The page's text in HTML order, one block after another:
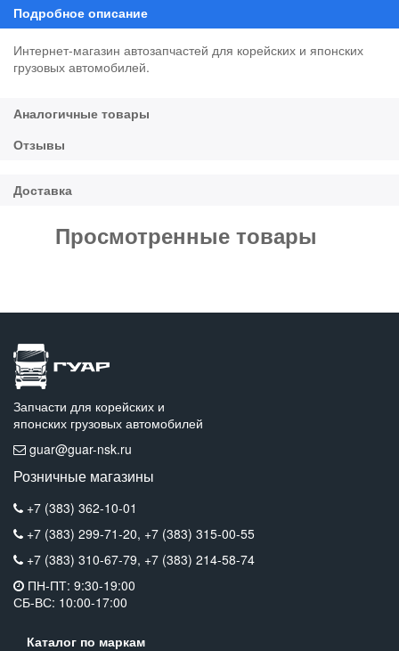
Интернет-магазин автозапчастей для корейских и японских
грузовых автомобилей.
Просмотренные товары
Запчасти для корейских и
японских грузовых автомобилей
guar@guar-nsk.ru
Розничные магазины
+7 (383) 362-10-01
+7 (383) 299-71-20, +7 (383) 315-00-55
+7 (383) 310-67-79, +7 (383) 214-58-74
ПН-ПТ: 9:30-19:00
СБ-ВС: 10:00-17:00
Каталог по маркам